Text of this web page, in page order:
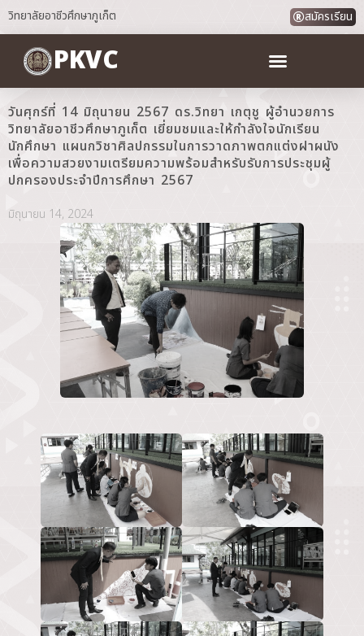
วิทยาลัยอาชีวศึกษาภูเก็ต สมัครเรียน
PKVC
วันศุกร์ที่ 14 มิถุนายน 2567 ดร.วิทยา เกตุชู ผู้อำนวยการ
วิทยาลัยอาชีวศึกษาภูเก็ต เยี่ยมชมและให้กำลังใจนักเรียน
นักศึกษา แผนกวิชาศิลปกรรมในการวาดภาพตกแต่งฝาผนัง
เพื่อความสวยงามเตรียมความพร้อมสำหรับรับการประชุมผู้
ปกครองประจำปีการศึกษา 2567
มิถุนายน 14, 2024